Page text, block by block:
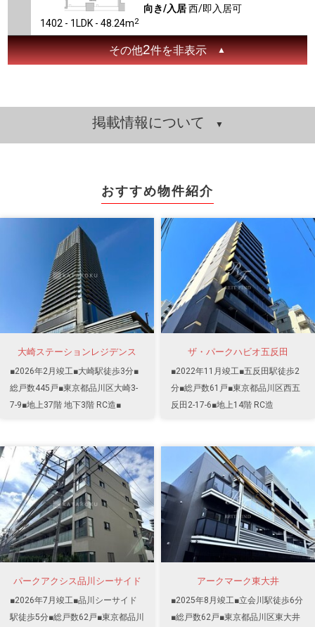
1402 - 1LDK - 48.24m2
向き/入居西/即入居可
その他2件を非表示
掲載情報について
おすすめ物件紹介
大崎ステーションレジデンス
■2026年2月竣工■大崎駅徒歩3分■
総戸数445戸■東京都品川区大崎3-
7-9■地上37階 地下3階 RC造■
ザ・パークハビオ五反田
■2022年11月竣工■五反田駅徒歩2
分■総戸数61戸■東京都品川区西五
反田2-17-6■地上14階 RC造
パークアクシス品川シーサイド
■2026年7月竣工■品川シーサイド
駅徒歩5分■総戸数62戸■東京都品川
アークマーク東大井
■2025年8月竣工■立会川駅徒歩6分
■総戸数62戸■東京都品川区東大井